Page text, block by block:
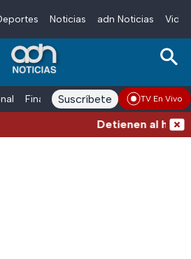
Noticias adn Noticias
Finanzas adn Noticias Radio
Suscríbete TV En Vivo
Detienen al